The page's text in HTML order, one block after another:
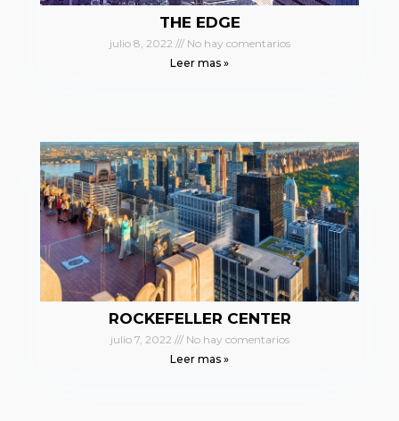
THE EDGE
julio 8, 2022
No hay comentarios
Leer mas »
ROCKEFELLER CENTER
julio 7, 2022
No hay comentarios
Leer mas »